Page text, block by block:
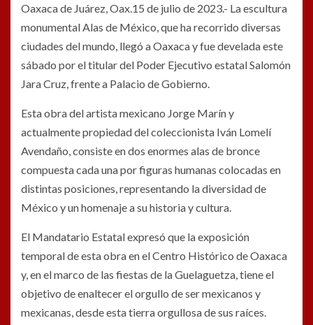
Oaxaca de Juárez, Oax.15 de julio de 2023.- La escultura
monumental Alas de México, que ha recorrido diversas
ciudades del mundo, llegó a Oaxaca y fue develada este
sábado por el titular del Poder Ejecutivo estatal Salomón
Jara Cruz, frente a Palacio de Gobierno.
Esta obra del artista mexicano Jorge Marín y
actualmente propiedad del coleccionista Iván Lomelí
Avendaño, consiste en dos enormes alas de bronce
compuesta cada una por figuras humanas colocadas en
distintas posiciones, representando la diversidad de
México y un homenaje a su historia y cultura.
El Mandatario Estatal expresó que la exposición
temporal de esta obra en el Centro Histórico de Oaxaca
y, en el marco de las fiestas de la Guelaguetza, tiene el
objetivo de enaltecer el orgullo de ser mexicanos y
mexicanas, desde esta tierra orgullosa de sus raíces.